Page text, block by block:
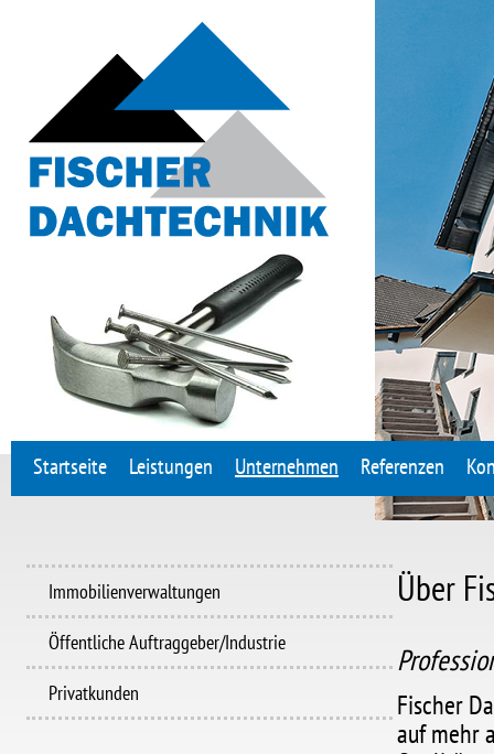
Startseite Leistungen Unternehmen Referenzen
Über
Fischer
auf mehr
Immobilienverwaltungen
Öffentliche Auftraggeber/Industrie
Privatkunden